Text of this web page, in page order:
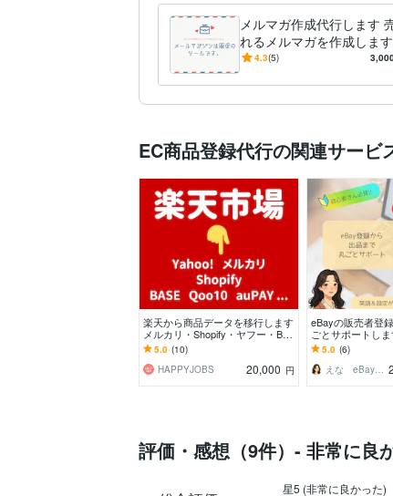
メルマガ作成代行します
れるメルマガを作成しま
丁寧に製作します。
4.3(5)
EC商品登録代行の関連サービ
楽天から商品データを移行します
メルカリ・Shopify・ヤフー・BA
SE・Qoo10 など
5.0 (10)
HAPPYJOBS
20,000 円
eBayの販売者登
ごとサポートしま
が苦手でも大丈夫
の壁」を解消しま
5.0 (6)
えな eBayスタートサポーター
評価・感想（9件）- 非常に良
星5 (非常に良かった)